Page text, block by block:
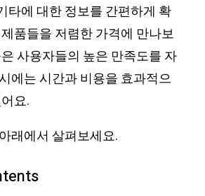
타에 대한 정보를 간편하게 확
품들을 저렴한 가격에 만나보
사용자들의 높은 만족도를 자
에는 시간과 비용을 효과적으
요.
래에서 살펴보세요.